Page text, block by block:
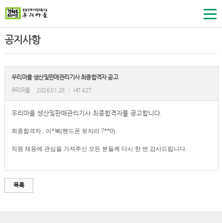
공지사항
우리마을 생산및판매관리기사 최종합격자 공고
우리마을 2026.01.26 HIT 427
우리마을 생산및판매관리기사최종합격자를 공고합니다.
최종합격자 : 이*복(핸드폰 뒷자리 7**0)
직원 채용에 관심을 가져주신 모든 분들께 다시 한 번 감사드립니다.
목록